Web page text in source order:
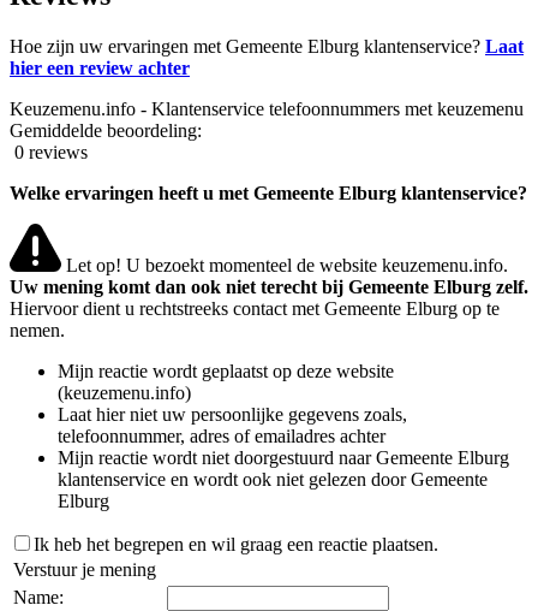
Hoe zijn uw ervaringen met Gemeente Elburg klantenservice? Laat
hier een review achter
Keuzemenu.info - Klantenservice telefoonnummers met keuzemenu
Gemiddelde beoordeling:
0 reviews
Welke ervaringen heeft u met Gemeente Elburg klantenservice?
Let op! U bezoekt momenteel de website keuzemenu.info.
Uw mening komt dan ook niet terecht bij Gemeente Elburg zelf.
Hiervoor dient u rechtstreeks contact met Gemeente Elburg op te
nemen.
Mijn reactie wordt geplaatst op deze website
(keuzemenu.info)
Laat hier niet uw persoonlijke gegevens zoals,
telefoonnummer, adres of emailadres achter
Mijn reactie wordt niet doorgestuurd naar Gemeente Elburg
klantenservice en wordt ook niet gelezen door Gemeente
Elburg
Ik heb het begrepen en wil graag een reactie plaatsen.
Verstuur je mening
Name: